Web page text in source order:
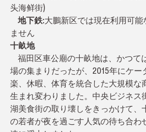
头海鲜街)
地下鉄:大鵬新区では現在利用可能
ません
十畝地
福田区車公廟の十畝地は、かつて
場の集まりだったが、2015年にケー
楽、休暇、体育を統合した大規模な
生まれ変わりました。中央ビジネス
湖美食街の取り壊しをきっかけて、
の若者が夜を過ごす人気の待ち合わ